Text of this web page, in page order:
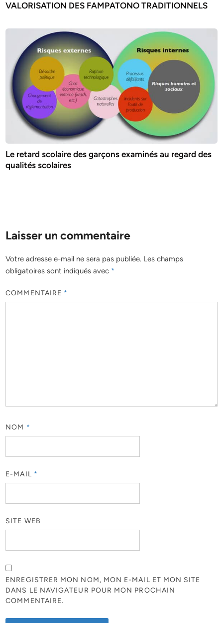
VALORISATION DES FAMPATONO TRADITIONNELS
Le retard scolaire des garçons examinés au regard des
qualités scolaires
Laisser un commentaire
Votre adresse e-mail ne sera pas publiée. Les champs
obligatoires sont indiqués avec *
COMMENTAIRE *
NOM *
E-MAIL *
SITE WEB
ENREGISTRER MON NOM, MON E-MAIL ET MON SITE
DANS LE NAVIGATEUR POUR MON PROCHAIN
COMMENTAIRE.